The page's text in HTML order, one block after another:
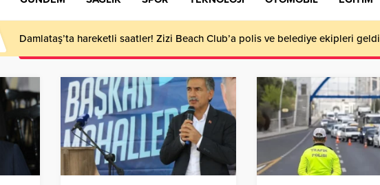
Damlataş’ta hareketli saatler! Zizi Beach Club’a polis ve belediye ekipleri geldi